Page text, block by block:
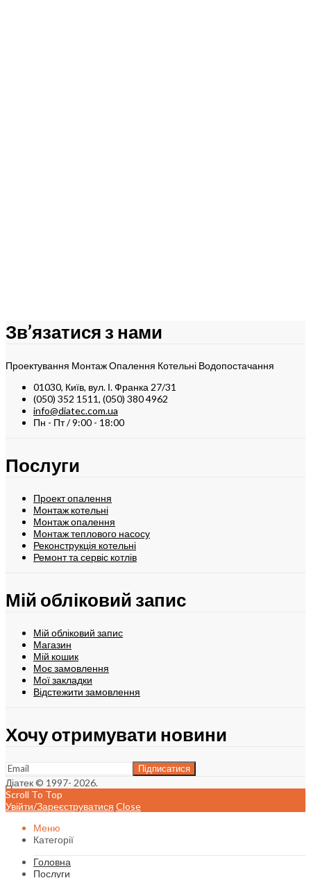
Зв’язатися з нами
Проектування Монтаж Опалення Котельні Водопостачання
01030, Київ, вул. І. Франка 27/31
(050) 352 1511, (050) 380 4962
info@diatec.com.ua
Пн - Пт / 9:00 - 18:00
Послуги
Проект опалення
Монтаж котельні
Монтаж опалення
Монтаж теплового насосу
Реконструкція котельні
Ремонт та сервіс котлів
Мій обліковий запис
Мій обліковий запис
Магазин
Мій кошик
Моє замовлення
Мої закладки
Відстежити замовлення
Хочу отримувати новини
Діатек © 1997- 2026.
Scroll To Top
Увійти/Зареєструватися Close
Меню
Категорії
Головна
Послуги